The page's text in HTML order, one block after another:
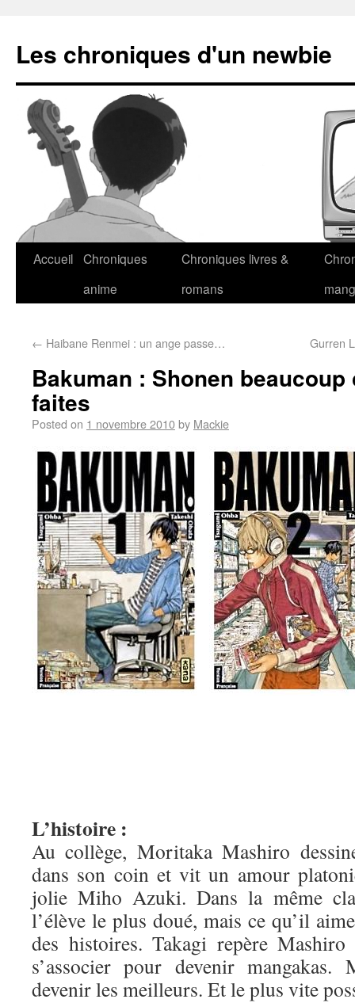
Les chroniques d'un newbie
Accueil Chroniques
anime
Chroniques livres &
romans
← Haibane Renmei : un ange passe… Gurren
Bakuman : Shonen
faites
Posted on 1 novembre 2010by Mackie
L’histoire :
Au collège, Moritaka Mashiro
dans son coin et vit un amour
jolie Miho Azuki. Dans la même
l’élève le plus doué, mais ce qu’il
des histoires. Takagi repère
s’associer pour devenir
devenir les meilleurs. Et le plus vite